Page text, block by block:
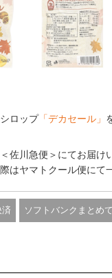
ロップ「デカセール」
佐川急便＞にてお届け
はヤマトクール便にて
ソフトバンクまとめ